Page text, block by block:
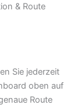
& Route
Sie jederzeit
oben auf
Route